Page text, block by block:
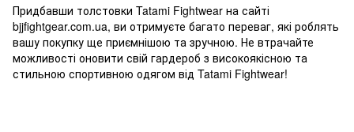
Придбавши толстовки Tatami Fightwear на сайті
bjjfightgear.com.ua, ви отримуєте багато переваг, які роблять
вашу покупку ще приємнішою та зручною. Не втрачайте
можливості оновити свій гардероб з високоякісною та
стильною спортивною одягом від Tatami Fightwear!